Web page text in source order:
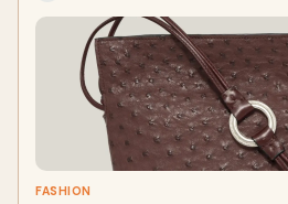
FASHION